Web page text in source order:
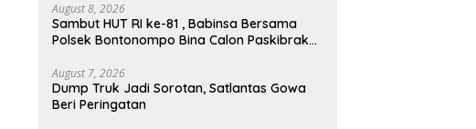
August 8, 2026
Sambut HUT RI ke-81 , Babinsa Bersama
Polsek Bontonompo Bina Calon Paskibraka
August 7, 2026
Dump Truk Jadi Sorotan, Satlantas Gowa
Beri Peringatan